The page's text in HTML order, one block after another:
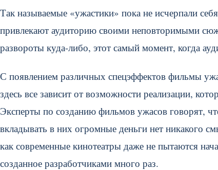
Так называемые «ужастики» пока не исчерпали
привлекают аудиторию своими неповторимыми
развороты куда-либо, этот самый момент, когда
С появлением различных спецэффектов фильмы
здесь все зависит от возможности реализации,
Эксперты по созданию фильмов ужасов говорят,
вкладывать в них огромные деньги нет никакого
как современные кинотеатры даже не пытаются
созданное разработчиками много раз.